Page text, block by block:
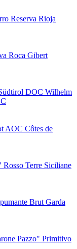
Reserva Rioja
Roca Gibert
Wilhelm
Côtes de
Rosso Terre Siciliane
Brut Garda
Pazzo" Primitivo